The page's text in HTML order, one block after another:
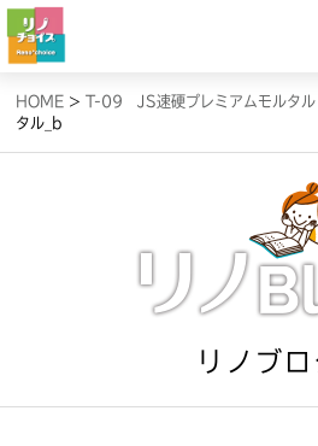
HOME
HOME >T-09 JS速硬プレミアムモルタル
タル_b
リノブロ